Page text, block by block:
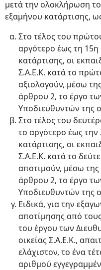
μετά την ολοκλήρωση
εξαμήνου κατάρτισης,
Στο τέλος του
αργότερο έως τη
κατάρτισης, οι
Σ.Α.Ε.Κ. κατά το
αξιολογούν, μέσω
άρθρου 2, το έργο
Υποδιευθυντών της
Στο τέλος του
το αργότερο έως την
κατάρτισης, οι
Σ.Α.Ε.Κ. κατά το
αποτιμούν, μέσω
άρθρου 2, το έργο
Υποδιευθυντών της
Ειδικά, για την
αποτίμησης από
του έργου των
οικείας Σ.Α.Ε.Κ.,
ελάχιστον, το ένα
αριθμού